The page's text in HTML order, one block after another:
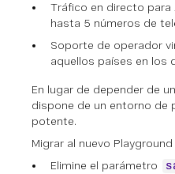
Tráfico en directo para
hasta 5 números de
Soporte de operador
aquellos países en los
En lugar de depender de
dispone de un entorno de
potente.
Migrar al nuevo
Elimine el parámetro